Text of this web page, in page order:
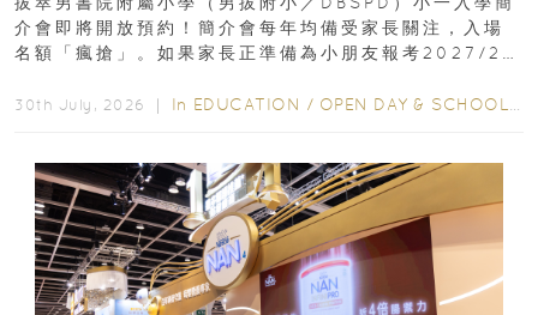
介會即將開放預約！簡介會每年均備受家長關注，入場
名額「瘋搶」。如果家長正準備為小朋友報考2027/28
30th July, 2026 ｜ In EDUCATION / OPEN DAY & SCHOOL EVENTS